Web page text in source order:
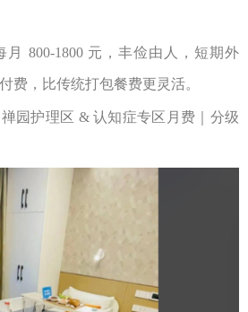
月 800-1800 元，丰俭由人，短期外
费，比传统打包餐费更灵活。
园护理区 &认知症专区月费｜分级